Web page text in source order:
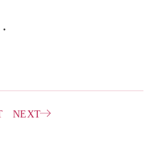
NEXT